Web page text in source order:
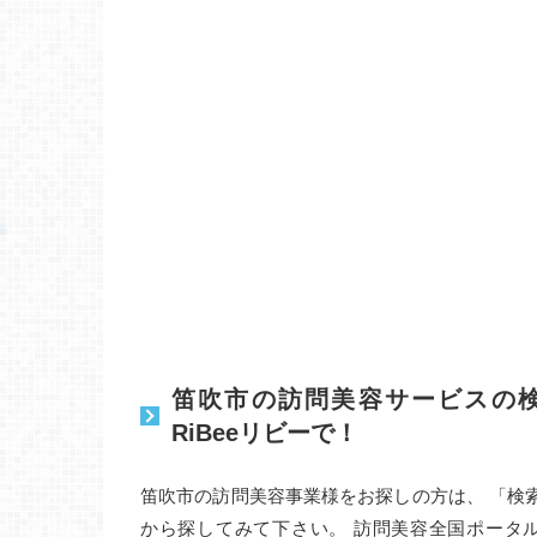
笛吹市の訪問美容サービスの
RiBeeリビーで！
笛吹市の訪問美容事業様をお探しの方は、 「検
から探してみて下さい。 訪問美容全国ポータ